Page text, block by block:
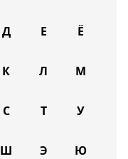
Д Е Ё
К Л М
С Т У
Ш Э Ю